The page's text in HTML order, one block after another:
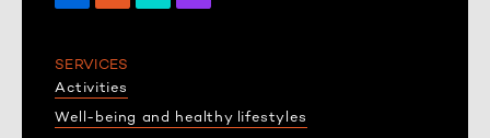
SERVICES
Activities
Well-being and healthy lifestyles